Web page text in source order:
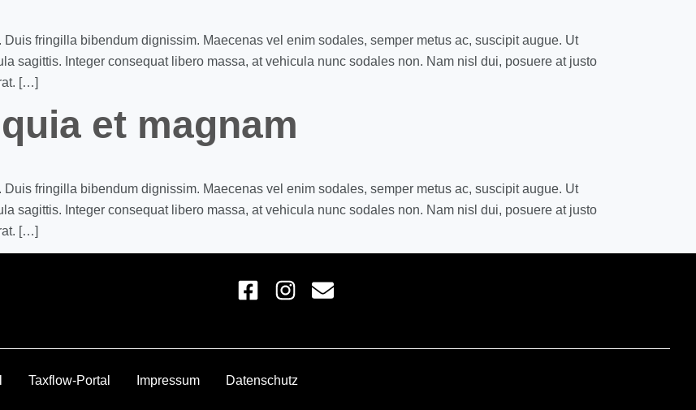
fringilla bibendum dignissim. Maecenas vel enim sodales, semper metus ac, suscipit augue. Ut
sagittis. Integer consequat libero massa, at vehicula nunc sodales non. Nam nisl dui, posuere at justo
[…]
et magnam
fringilla bibendum dignissim. Maecenas vel enim sodales, semper metus ac, suscipit augue. Ut
sagittis. Integer consequat libero massa, at vehicula nunc sodales non. Nam nisl dui, posuere at justo
[…]
Taxflow-Portal Impressum Datenschutz